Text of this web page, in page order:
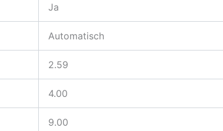
Ja
Automatisch
2.59
4.00
9.00